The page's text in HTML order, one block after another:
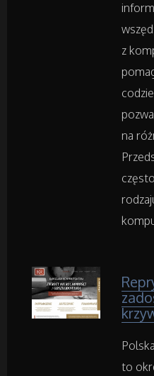
Inne
Imprezy
Zajęcia
z
na
to